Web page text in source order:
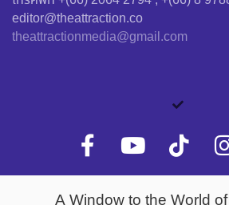
editor@theattraction.co
theattractionmedia@gmail.com